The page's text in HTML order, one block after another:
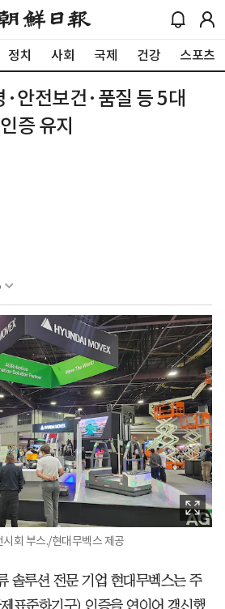
정치 사회 국제 건강 스포츠
안전보건·품질 등 5대
증 유지
회 부스./현대무벡스 제공
솔루션 전문 기업 현대무벡스는 주
표준화기구) 인증을 연이어 갱신했